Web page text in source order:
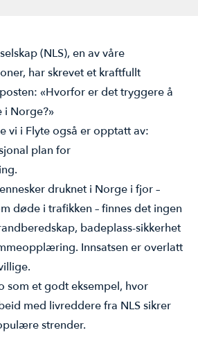
(NLS), en av våre
har skrevet et kraftfullt
«Hvorfor er det tryggere å
i Norge?»
vi i Flyte også er opptatt av:
plan for
druknet i Norge i fjor –
døde i trafikken – finnes det ingen
badeplass-sikkerhet
Innsatsen er overlatt
som et godt eksempel, hvor
med livreddere fra NLS sikrer
strender.